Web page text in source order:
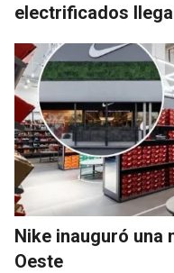
electrificados
Nike inauguró una
Oeste